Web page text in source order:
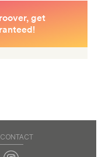
CONTACT